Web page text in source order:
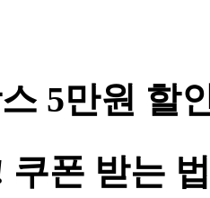
5만원 할
쿠폰 받는